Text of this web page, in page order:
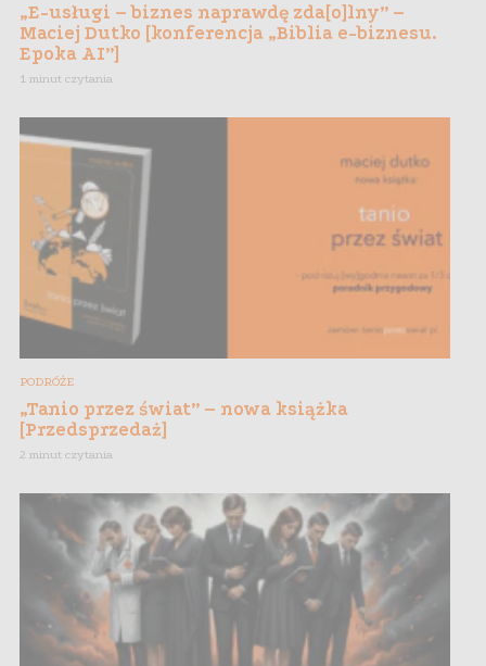
„E-usługi – biznes naprawdę zda[o]lny” –
Maciej Dutko [konferencja „Biblia e-biznesu.
Epoka AI”]
1 minut czytania
PODRÓŻE
„Tanio przez świat” – nowa książka
[Przedsprzedaż]
2 minut czytania